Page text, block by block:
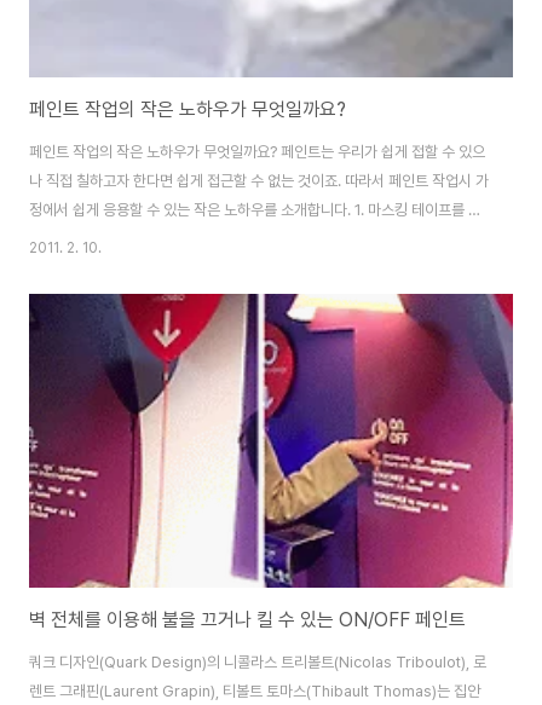
페인트 작업의 작은 노하우가 무엇일까요?
페인트 작업의 작은 노하우가 무엇일까요? 페인트는 우리가 쉽게 접할 수 있으
나 직접 칠하고자 한다면 쉽게 접근할 수 없는 것이죠. 따라서 페인트 작업시 가
정에서 쉽게 응용할 수 있는 작은 노하우를 소개합니다. 1. 마스킹 테이프를 사
용하세요. 페인트를 덜어서 사용할 때페인트통 입구 주변에 페인트가 묻기 마
중엔 입구 주변이 굳어서 뚜껑이 잘 열리지 않게 됩니다. 이럴 때는 사진처럼 페
인트통 주변에 마스킹 테이프를 발라두었다가 나중에 떼어내면 깨끗이 사용할
수 있습니다. 2. 철사를 사용하세요. 붓으로 칠할 때 보통 페인트통 가장자리에
붓을 가다듬어 칠하게 되는데 이렇게 되면 통 주변에 페인트가묻어 뚜껑을 닫
기가 힘들어집니다. 페인..
2011. 2. 10.
벽 전체를 이용해 불을 끄거나 킬 수 있는 ON/OFF 페인트
쿼크 디자인(Quark Design)의 니콜라스 트리볼트(Nicolas Triboulot), 로
렌트 그래핀(Laurent Grapin), 티볼트 토마스(Thibault Thomas)는 집안